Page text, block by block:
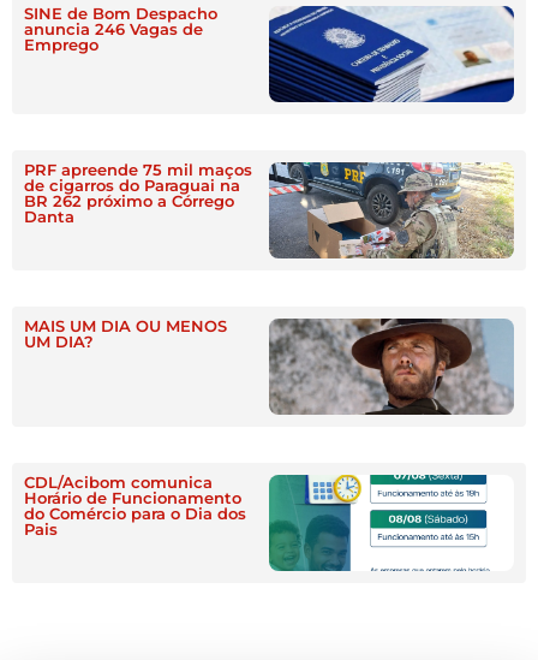
SINE de Bom Despacho
anuncia 246 Vagas de
Emprego
PRF apreende 75 mil maços
de cigarros do Paraguai na
BR 262 próximo a Córrego
Danta
MAIS UM DIA OU MENOS
UM DIA?
CDL/Acibom comunica
Horário de Funcionamento
do Comércio para o Dia dos
Pais